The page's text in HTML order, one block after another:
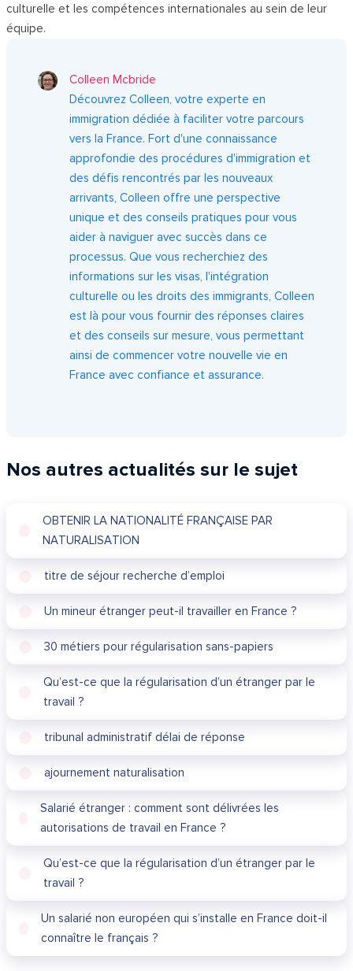
culturelle et les compétences internationales au sein de leur
équipe.
Colleen Mcbride
Découvrez Colleen, votre experte en
immigration dédiée à faciliter votre parcours
vers la France. Fort d'une connaissance
approfondie des procédures d'immigration et
des défis rencontrés par les nouveaux
arrivants, Colleen offre une perspective
unique et des conseils pratiques pour vous
aider à naviguer avec succès dans ce
processus. Que vous recherchiez des
informations sur les visas, l'intégration
culturelle ou les droits des immigrants, Colleen
est là pour vous fournir des réponses claires
et des conseils sur mesure, vous permettant
ainsi de commencer votre nouvelle vie en
France avec confiance et assurance.
Nos autres actualités sur le sujet
OBTENIR LA NATIONALITÉ FRANÇAISE PAR
NATURALISATION
titre de séjour recherche d’emploi
Un mineur étranger peut-il travailler en France ?
30 métiers pour régularisation sans-papiers
Qu’est-ce que la régularisation d’un étranger par le
travail ?
tribunal administratif délai de réponse
ajournement naturalisation
Salarié étranger : comment sont délivrées les
autorisations de travail en France ?
Qu’est-ce que la régularisation d’un étranger par le
travail ?
Un salarié non européen qui s’installe en France doit-il
connaître le français ?